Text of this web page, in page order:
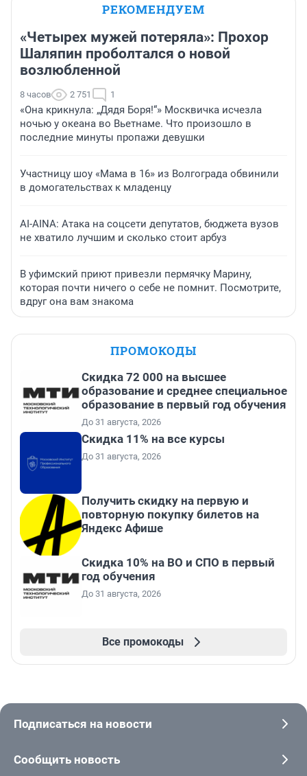
РЕКОМЕНДУЕМ
«Четырех мужей потеряла»: Прохор
Шаляпин проболтался о новой
возлюбленной
8 часов 2 751 1
«Она крикнула: „Дядя Боря!“» Москвичка исчезла
ночью у океана во Вьетнаме. Что произошло в
последние минуты пропажи девушки
Участницу шоу «Мама в 16» из Волгограда обвинили
в домогательствах к младенцу
AI-AINA: Атака на соцсети депутатов, бюджета вузов
не хватило лучшим и сколько стоит арбуз
В уфимский приют привезли пермячку Марину,
которая почти ничего о себе не помнит. Посмотрите,
вдруг она вам знакома
ПРОМОКОДЫ
Скидка 72 000 на высшее
образование и среднее специальное
образование в первый год обучения
До 31 августа, 2026
Скидка 11% на все курсы
До 31 августа, 2026
Получить скидку на первую и
повторную покупку билетов на
Яндекс Афише
Скидка 10% на ВО и СПО в первый
год обучения
До 31 августа, 2026
Все промокоды
Подписаться на новости
Сообщить новость